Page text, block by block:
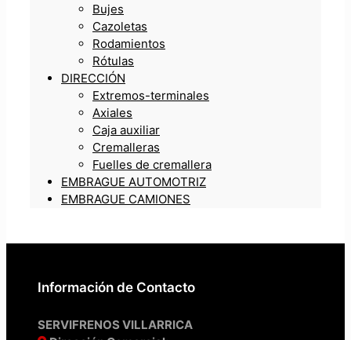
Bujes
Cazoletas
Rodamientos
Rótulas
DIRECCIÓN
Extremos-terminales
Axiales
Caja auxiliar
Cremalleras
Fuelles de cremallera
EMBRAGUE AUTOMOTRIZ
EMBRAGUE CAMIONES
Información de Contacto
SERVIFRENOS VILLARRICA